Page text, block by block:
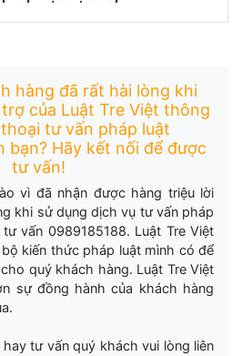
hàng đã rất hài lòng khi
của Luật Tre Việt thông
tư vấn pháp luật
bạn? Hãy kết nối để được
tư vấn!
vì đã nhận được hàng triệu lời
khi sử dụng dịch vụ tư vấn pháp
vấn 0989185188. Luật Tre Việt
kiến thức pháp luật mình có để
quý khách hàng. Luật Tre Việt
sự đồng hành của khách hàng
tư vấn quý khách vui lòng liên